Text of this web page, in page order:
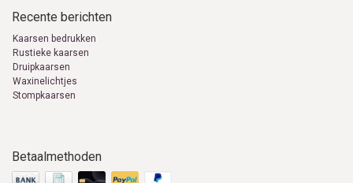
Recente berichten
Kaarsen bedrukken
Rustieke kaarsen
Druipkaarsen
Waxinelichtjes
Stompkaarsen
Betaalmethoden